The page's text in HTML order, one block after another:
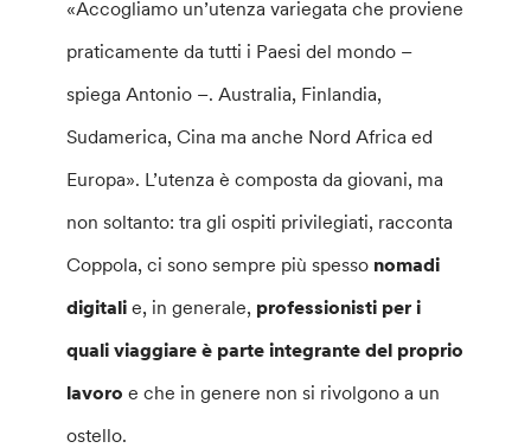
«Accogliamo un’utenza variegata che proviene
praticamente da tutti i Paesi del mondo –
spiega Antonio –. Australia, Finlandia,
Sudamerica, Cina ma anche Nord Africa ed
Europa». L’utenza è composta da giovani, ma
non soltanto: tra gli ospiti privilegiati, racconta
Coppola, ci sono sempre più spesso nomadi
digitali e, in generale, professionisti per i
quali viaggiare è parte integrante del proprio
lavoro e che in genere non si rivolgono a un
ostello.